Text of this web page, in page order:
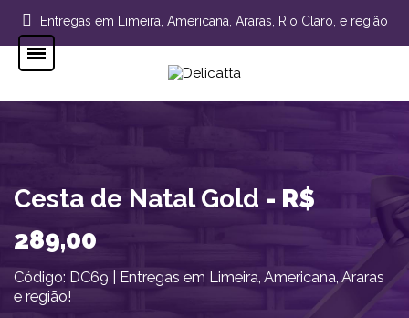
Entregas em Limeira, Americana, Araras, Rio Claro, e região
Cesta de Natal Gold - R$
289,00
Código: DC69 | Entregas em Limeira, Americana, Araras
e região!